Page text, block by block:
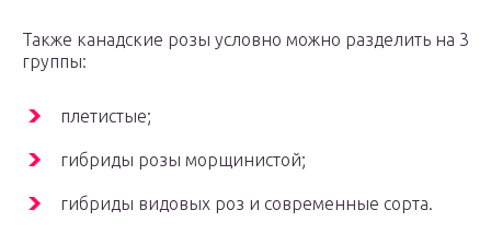
Также канадские розы условно можно разделить на 3
группы:
плетистые;
гибриды розы морщинистой;
гибриды видовых роз и современные сорта.